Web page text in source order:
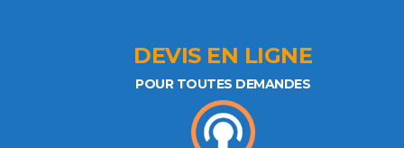
DEVIS EN LIGNE
POUR TOUTES DEMANDES